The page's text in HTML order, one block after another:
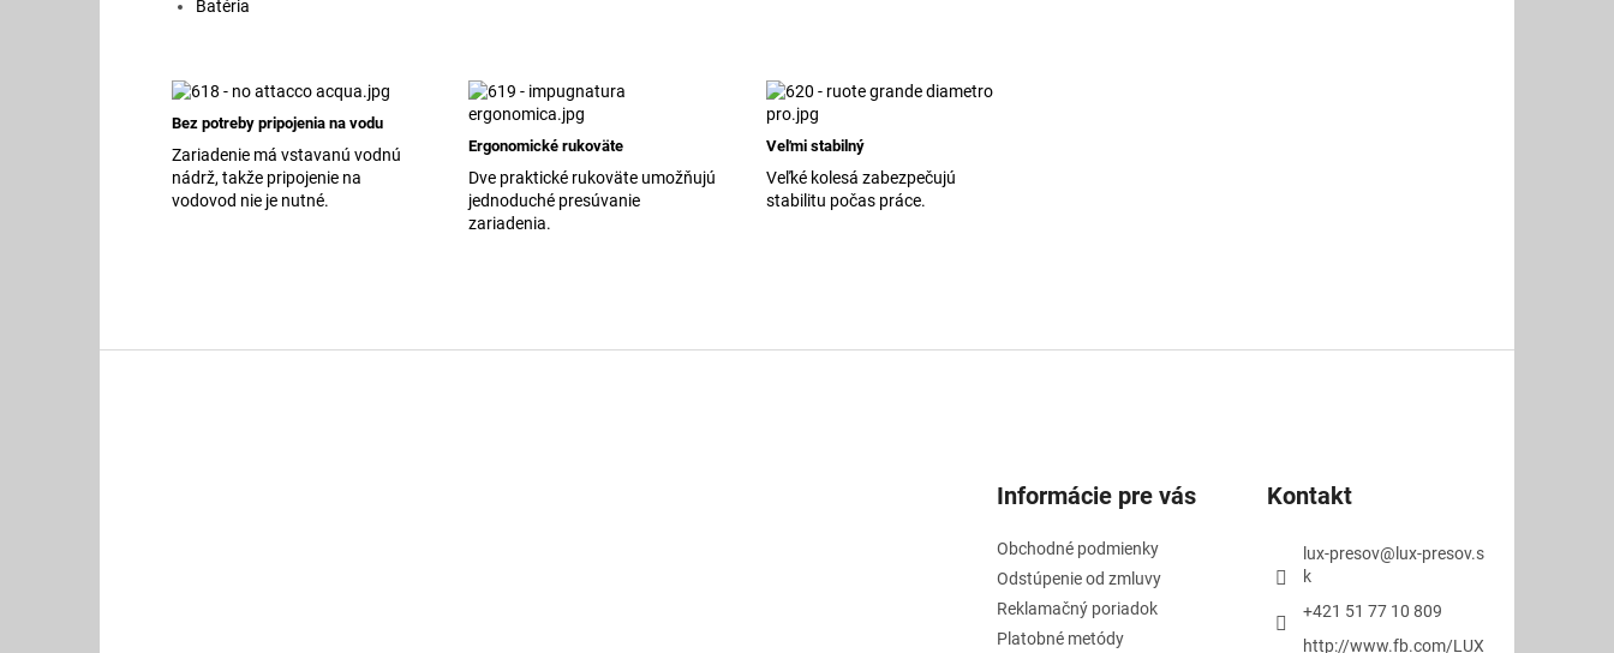
Batéria
Bez potreby pripojenia na vodu
Zariadenie má vstavanú vodnú
nádrž, takže pripojenie na
vodovod nie je nutné.
Ergonomické rukoväte
Dve praktické rukoväte umožňujú
jednoduché presúvanie
zariadenia.
Veľmi stabilný
Veľké kolesá zabezpečujú
stabilitu počas práce.
Informácie pre vás
Obchodné podmienky
Odstúpenie od zmluvy
Reklamačný poriadok
Platobné metódy
Kontakt
lux-presov@lux-presov.s
k
+421 51 77 10 809
http://www.fb.com/LUX